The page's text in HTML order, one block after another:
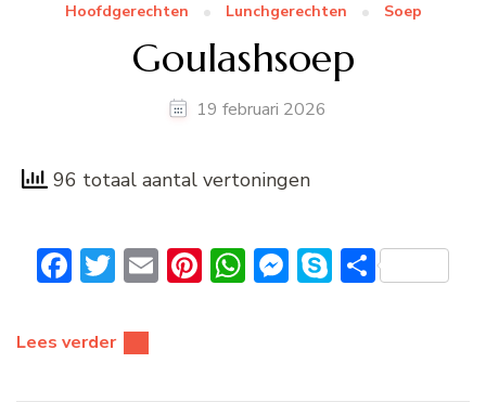
Hoofdgerechten Lunchgerechten Soep
Goulashsoep
19 februari 2026
96 totaal aantal vertoningen
Facebook
Twitter
EmailPinterest
WhatsApp
Messenger
Skype
Delen
Lees verder